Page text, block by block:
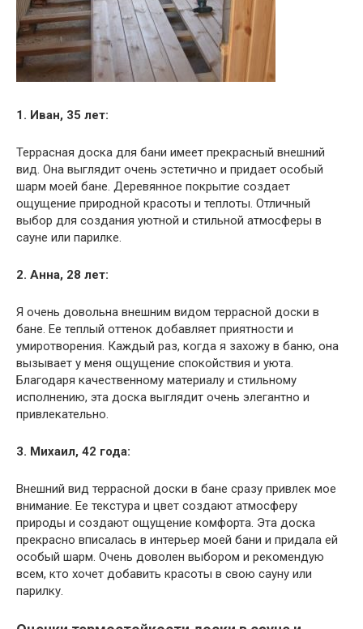
1. Иван, 35 лет:
Террасная доска для бани имеет прекрасный внешний
вид. Она выглядит очень эстетично и придает особый
шарм моей бане. Деревянное покрытие создает
ощущение природной красоты и теплоты. Отличный
выбор для создания уютной и стильной атмосферы в
сауне или парилке.
2. Анна, 28 лет:
Я очень довольна внешним видом террасной доски в
бане. Ее теплый оттенок добавляет приятности и
умиротворения. Каждый раз, когда я захожу в баню, она
вызывает у меня ощущение спокойствия и уюта.
Благодаря качественному материалу и стильному
исполнению, эта доска выглядит очень элегантно и
привлекательно.
3. Михаил, 42 года:
Внешний вид террасной доски в бане сразу привлек мое
внимание. Ее текстура и цвет создают атмосферу
природы и создают ощущение комфорта. Эта доска
прекрасно вписалась в интерьер моей бани и придала ей
особый шарм. Очень доволен выбором и рекомендую
всем, кто хочет добавить красоты в свою сауну или
парилку.